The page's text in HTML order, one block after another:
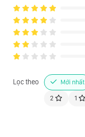
Hạn bảo hành
Lọc theo Mới nhất
2 1